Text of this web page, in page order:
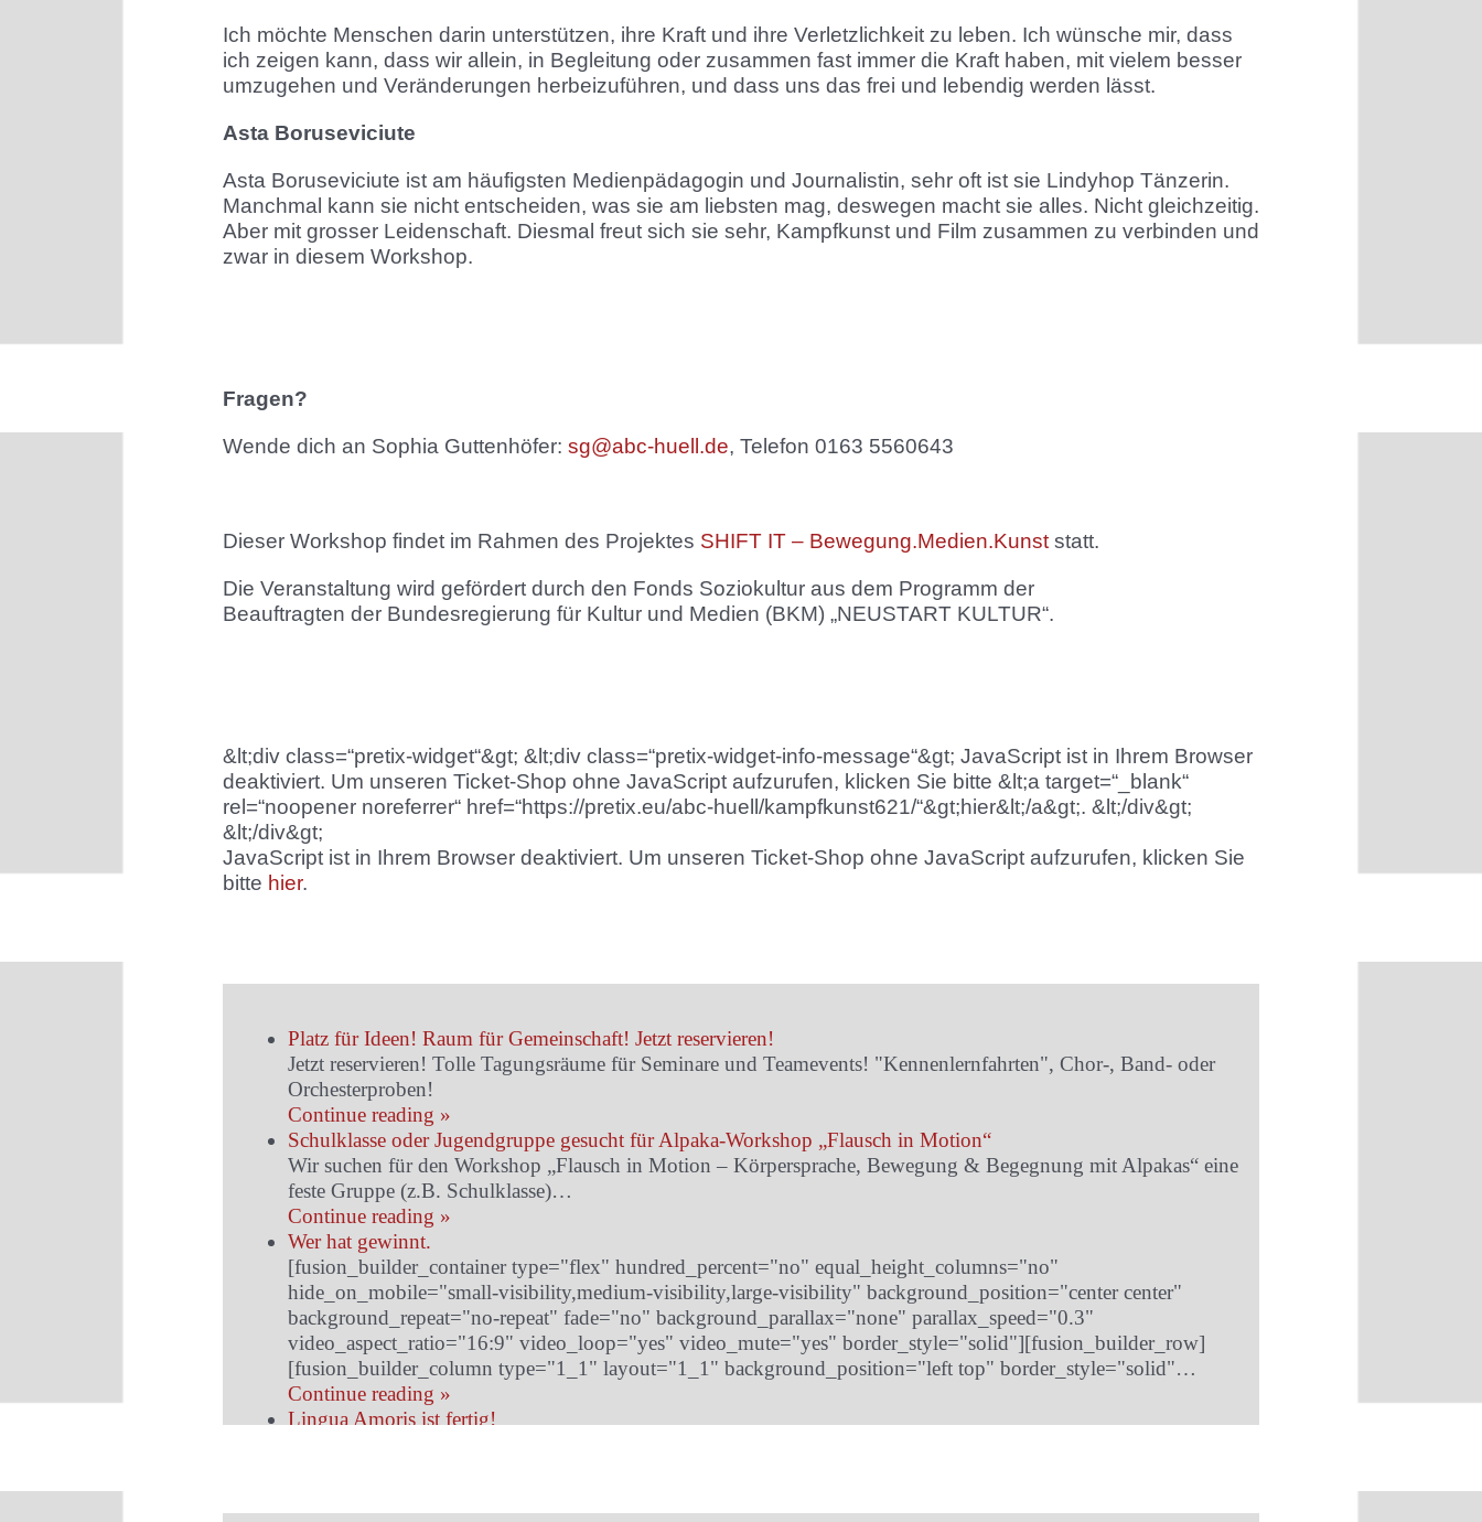
Ich möchte Menschen darin unterstützen, ihre Kraft und ihre Verletzlichkeit zu leben. Ich wünsche mir, dass
ich zeigen kann, dass wir allein, in Begleitung oder zusammen fast immer die Kraft haben, mit vielem besser
umzugehen und Veränderungen herbeizuführen, und dass uns das frei und lebendig werden lässt.
Asta Boruseviciute
Asta Boruseviciute ist am häufigsten Medienpädagogin und Journalistin, sehr oft ist sie Lindyhop Tänzerin.
Manchmal kann sie nicht entscheiden, was sie am liebsten mag, deswegen macht sie alles. Nicht gleichzeitig.
Aber mit grosser Leidenschaft. Diesmal freut sich sie sehr, Kampfkunst und Film zusammen zu verbinden und
zwar in diesem Workshop.
Fragen?
Wende dich an Sophia Guttenhöfer: sg@abc-huell.de, Telefon 0163 5560643
Dieser Workshop findet im Rahmen des Projektes SHIFT IT – Bewegung.Medien.Kunst statt.
Die Veranstaltung wird gefördert durch den Fonds Soziokultur aus dem Programm der
Beauftragten der Bundesregierung für Kultur und Medien (BKM) „NEUSTART KULTUR“.
&lt;div class=“pretix-widget“&gt; &lt;div class=“pretix-widget-info-message“&gt; JavaScript ist in Ihrem Browser
deaktiviert. Um unseren Ticket-Shop ohne JavaScript aufzurufen, klicken Sie bitte &lt;a target=“_blank“
rel=“noopener noreferrer“ href=“https://pretix.eu/abc-huell/kampfkunst621/“&gt;hier&lt;/a&gt;. &lt;/div&gt;
&lt;/div&gt;
JavaScript ist in Ihrem Browser deaktiviert. Um unseren Ticket-Shop ohne JavaScript aufzurufen, klicken Sie
bitte hier.
Platz für Ideen! Raum für Gemeinschaft! Jetzt reservieren!
Jetzt reservieren! Tolle Tagungsräume für Seminare und Teamevents! "Kennenlernfahrten", Chor-, Band- oder
Orchesterproben!
Continue reading »
Schulklasse oder Jugendgruppe gesucht für Alpaka-Workshop „Flausch in Motion“
Wir suchen für den Workshop „Flausch in Motion – Körpersprache, Bewegung & Begegnung mit Alpakas“ eine
feste Gruppe (z.B. Schulklasse)…
Continue reading »
Wer hat gewinnt.
[fusion_builder_container type="flex" hundred_percent="no" equal_height_columns="no"
hide_on_mobile="small-visibility,medium-visibility,large-visibility" background_position="center center"
background_repeat="no-repeat" fade="no" background_parallax="none" parallax_speed="0.3"
video_aspect_ratio="16:9" video_loop="yes" video_mute="yes" border_style="solid"][fusion_builder_row]
[fusion_builder_column type="1_1" layout="1_1" background_position="left top" border_style="solid"…
Continue reading »
Lingua Amoris ist fertig!